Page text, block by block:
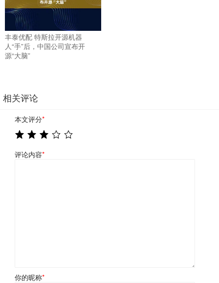
丰泰优配 特斯拉开源机器
人“手”后，中国公司宣布开
源“大脑”
相关评论
本文评分*
评论内容*
你的昵称*